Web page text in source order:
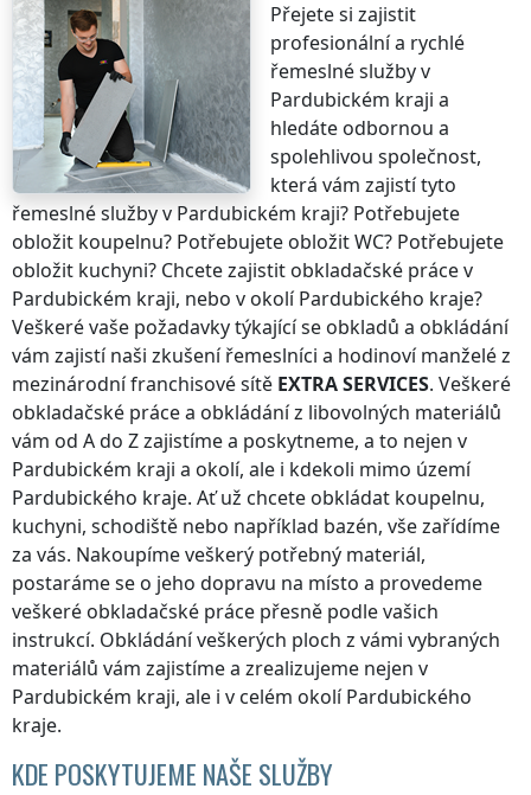
Přejete si zajistit
profesionální a rychlé
řemeslné službyv
Pardubickém kraji a
hledáte odbornou a
spolehlivou společnost,
která vám zajistí tyto
řemeslné službyv Pardubickém kraji? Potřebujete
obložit koupelnu? Potřebujete obložit WC? Potřebujete
obložit kuchyni? Chcete zajistit obkladačské prácev
Pardubickém kraji, nebo v okolíPardubického kraje?
Veškeré vaše požadavky týkající se obkladů a obkládání
vám zajistí naši zkušení řemeslníci a hodinoví manželé z
mezinárodní franchisové sítě EXTRA SERVICES. Veškeré
obkladačské práce a obkládání z libovolných materiálů
vám od A do Z zajistíme a poskytneme, a to nejen v
Pardubickém kraji a okolí, ale i kdekoli mimo území
Pardubického kraje. Ať už chcete obkládat koupelnu,
kuchyni, schodiště nebo například bazén, vše zařídíme
za vás. Nakoupíme veškerý potřebný materiál,
postaráme se o jeho dopravu na místo a provedeme
veškeré obkladačské práce přesně podle vašich
instrukcí. Obkládání veškerých ploch z vámi vybraných
materiálů vám zajistíme a zrealizujeme nejen v
Pardubickém kraji, ale i v celém okolíPardubického
kraje.
KDE POSKYTUJEME NAŠE SLUŽBY